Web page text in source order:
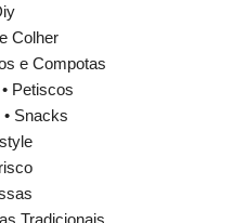
Colher
e Compotas
Petiscos
Snacks